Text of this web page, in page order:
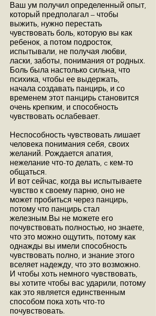
Ваш ум получил определенный опыт,
который предполагал – чтобы
выжить, нужно перестать
чувствовать боль, которую вы как
ребенок, а потом подросток,
испытывали, не получая любви,
ласки, заботы, понимания от родных.
Боль была настолько сильна, что
психика, чтобы ее выдержать,
начала создавать панцирь, и со
временем этот панцирь становится
очень крепким, и способность
чувствовать ослабевает.
Неспособность чувствовать лишает
человека понимания себя, своих
желаний. Рождается апатия,
нежелание что-то делать, c кем-то
общаться.
И вот сейчас, когда вы испытываете
чувство к своему парню, оно не
может пробиться через панцирь,
потому что панцирь стал
железным.Вы не можете его
почувствовать полностью, но знаете,
что это можно ощутить, потому как
однажды вы имели способность
чувствовать полно, и знание этого
вселяет надежду, что это возможно.
И чтобы хоть немного чувствовать,
вы хотите чтобы вас ударили, потому
как это является единственным
способом пока хоть что-то
почувствовать.